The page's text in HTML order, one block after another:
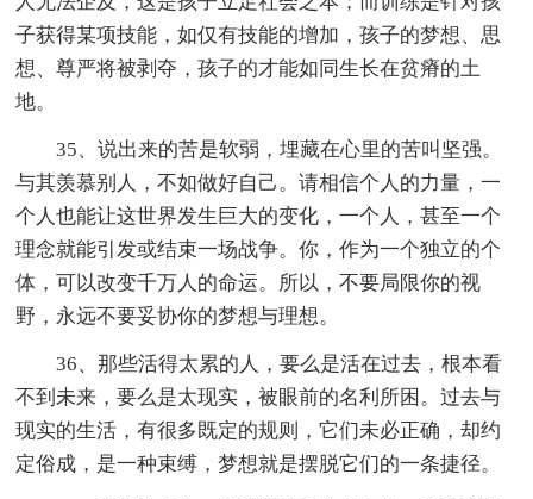
子获得某项技能，如仅有技能的增加，孩子的梦想、思
想、尊严将被剥夺，孩子的才能如同生长在贫瘠的土
地。
35、说出来的苦是软弱，埋藏在心里的苦叫坚强。
与其羡慕别人，不如做好自己。请相信个人的力量，一
个人也能让这世界发生巨大的变化，一个人，甚至一个
理念就能引发或结束一场战争。你，作为一个独立的个
体，可以改变千万人的命运。所以，不要局限你的视
野，永远不要妥协你的梦想与理想。
36、那些活得太累的人，要么是活在过去，根本看
不到未来，要么是太现实，被眼前的名利所困。过去与
现实的生活，有很多既定的规则，它们未必正确，却约
定俗成，是一种束缚，梦想就是摆脱它们的一条捷径。